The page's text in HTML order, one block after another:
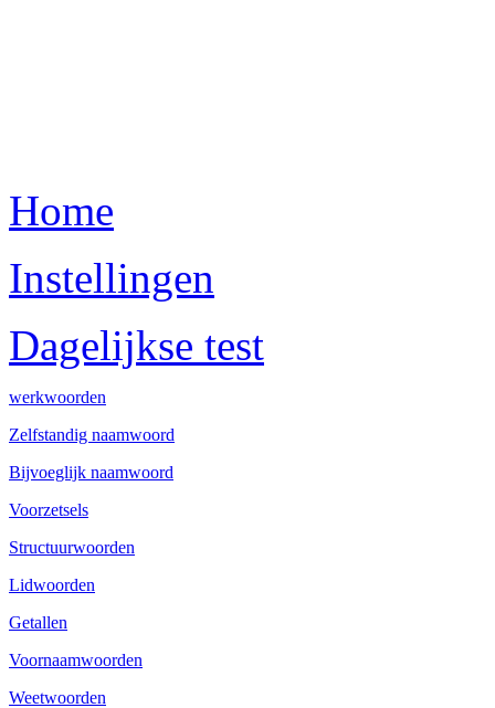
Home
Instellingen
Dagelijkse test
werkwoorden
Zelfstandig naamwoord
Bijvoeglijk naamwoord
Voorzetsels
Structuurwoorden
Lidwoorden
Getallen
Voornaamwoorden
Weetwoorden